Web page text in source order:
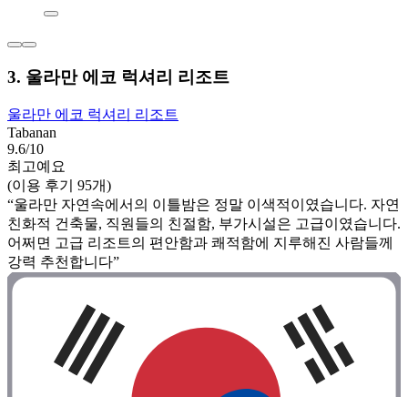
3. 울라만 에코 럭셔리 리조트
울라만 에코 럭셔리 리조트
Tabanan
9.6/10
최고예요
(이용 후기 95개)
“울라만 자연속에서의 이틀밤은 정말 이색적이였습니다. 자연
친화적 건축물, 직원들의 친절함, 부가시설은 고급이였습니다.
어쩌면 고급 리조트의 편안함과 쾌적함에 지루해진 사람들께
강력 추천합니다”